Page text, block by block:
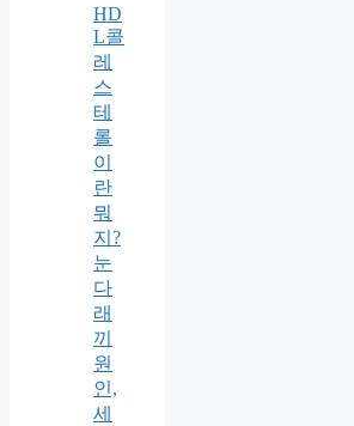
HD
L콜
레
스
테
롤
이
란
뭐
지?
눈
다
래
끼
원
인,
세